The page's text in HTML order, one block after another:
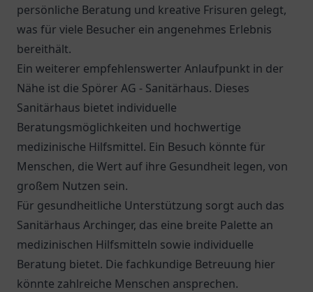
persönliche Beratung und kreative Frisuren gelegt,
was für viele Besucher ein angenehmes Erlebnis
bereithält.
Ein weiterer empfehlenswerter Anlaufpunkt in der
Nähe ist die Spörer AG - Sanitärhaus. Dieses
Sanitärhaus bietet individuelle
Beratungsmöglichkeiten und hochwertige
medizinische Hilfsmittel. Ein Besuch könnte für
Menschen, die Wert auf ihre Gesundheit legen, von
großem Nutzen sein.
Für gesundheitliche Unterstützung sorgt auch das
Sanitärhaus Archinger, das eine breite Palette an
medizinischen Hilfsmitteln sowie individuelle
Beratung bietet. Die fachkundige Betreuung hier
könnte zahlreiche Menschen ansprechen.